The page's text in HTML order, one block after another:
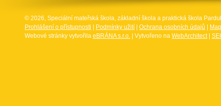
© 2026, Speciální mateřská škola, základní škola a praktická škola
Prohlášení o přístupnosti
Podmínky užití Ochrana osobních údajů
Webové stránky vytvořila eBRÁNA s.r.o. | Vytvořeno na WebArchitect|